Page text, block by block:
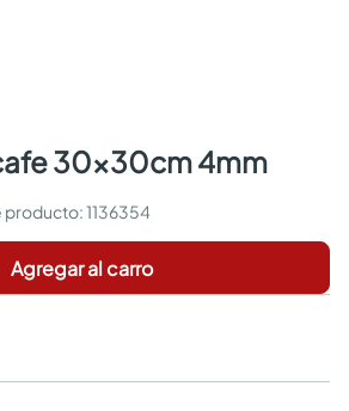
cafe 30x30cm 4mm
:1136354
Agregar al carro